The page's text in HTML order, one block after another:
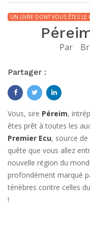
UN LIVRE DONT VOUS ÊTES LE
Par
Partager :
Vous, sire Péreim,
êtes prêt à toutes les
Premier Ecu, source
quête que vous allez
nouvelle région du
profondément marqué
ténèbres contre celles
!